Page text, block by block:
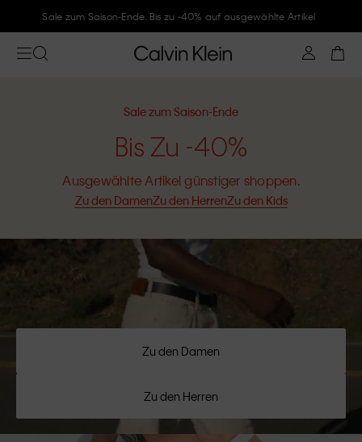
Sale zum Saison-Ende. Bis zu -40% auf ausgewählte Artikel
Sale zum Saison-Ende
Bis Zu -40%
Ausgewählte Artikel günstiger shoppen.
Zu den DamenZu den HerrenZu den Kids
Zu den Damen
Zu den Herren